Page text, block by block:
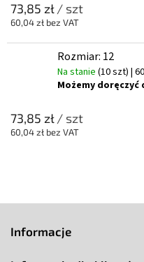
73,85 zł/ szt
60,04 zł bez VAT
Rozmiar: 12
Na stanie (10 szt) |
Możemy doręczyć
73,85 zł/ szt
60,04 zł bez VAT
Informacje